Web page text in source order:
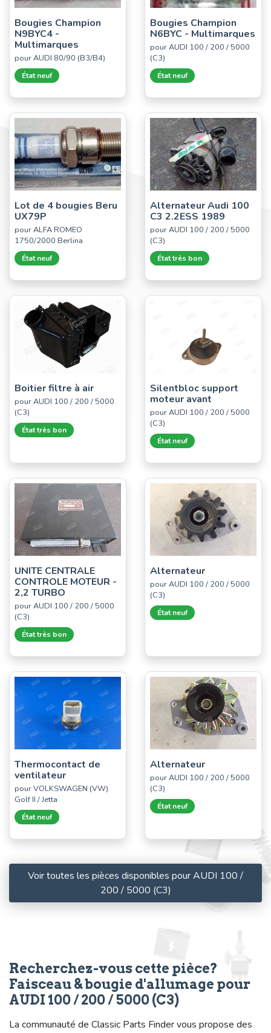
Bougies Champion
N9BYC4 -
Multimarques
pour AUDI 80/90 (B3/B4)
État neuf
Bougies Champion
N6BYC - Multimarques
pour AUDI 100 / 200 / 5000
(C3)
État neuf
Lot de 4 bougies Beru
UX79P
pour ALFA ROMEO
1750/2000 Berlina
État neuf
Alternateur Audi 100
C3 2.2ESS 1989
pour AUDI 100 / 200 / 5000
(C3)
État très bon
Boitier filtre à air
pour AUDI 100 / 200 / 5000
(C3)
État très bon
Silentbloc support
moteur avant
pour AUDI 100 / 200 / 5000
(C3)
État neuf
UNITE CENTRALE
CONTROLE MOTEUR -
2,2 TURBO
pour AUDI 100 / 200 / 5000
(C3)
État très bon
Alternateur
pour AUDI 100 / 200 / 5000
(C3)
État neuf
Thermocontact de
ventilateur
pour VOLKSWAGEN (VW)
Golf II / Jetta
État neuf
Alternateur
pour AUDI 100 / 200 / 5000
(C3)
État neuf
Voir toutes les pièces disponibles pour AUDI 100 /
200 / 5000 (C3)
Recherchez-vous cette pièce?
Faisceau & bougie d'allumage pour
AUDI 100 / 200 / 5000 (C3)
La communauté de Classic Parts Finder vous propose des